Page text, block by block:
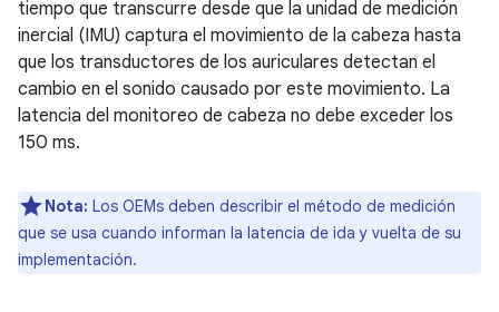
tiempo que transcurre desde que la unidad de medición
inercial (IMU) captura el movimiento de la cabeza hasta
que los transductores de los auriculares detectan el
cambio en el sonido causado por este movimiento. La
latencia del monitoreo de cabeza no debe exceder los
150 ms.
Nota: Los OEMs deben describir el método de medición
que se usa cuando informan la latencia de ida y vuelta de su
implementación.